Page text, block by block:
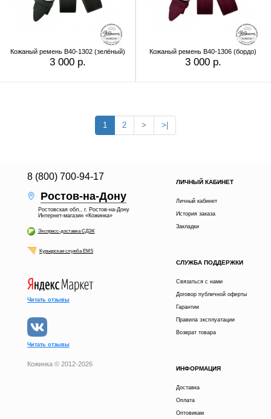
Кожаный ремень B40-1302 (зелёный)
3 000 р.
Кожаный ремень B40-1306 (бордо)
3 000 р.
1 2 > >|
8 (800) 700-94-17
Ростов-на-Дону
Ростовская обл., г. Ростов-на-Дону
Интернет-магазин «Кожинка»
Экспресс-доставка СДЭК
Курьерская служба EMS
ЛИЧНЫЙ КАБИНЕТ
Личный кабинет
История заказа
Закладки
СЛУЖБА ПОДДЕРЖКИ
Связаться с нами
Договор публичной оферты
Гарантии
Правила эксплуатации
Возврат товара
ИНФОРМАЦИЯ
Доставка
Оплата
Оптовикам
Читать отзывы
Читать отзывы
Кожинка © 2012-2026